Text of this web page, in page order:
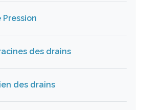
des drains
des drains